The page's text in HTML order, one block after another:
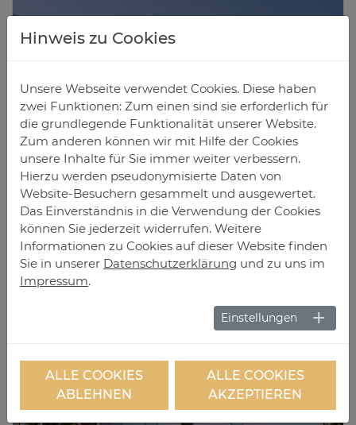
In­te­grier­te Be­schat­tung
Verdeckt liegende Zipline beschatten bei Bedarf die
komplette Glasfront.
Hinweis zu Cookies
Unsere Webseite verwendet Cookies. Diese haben
zwei Funktionen: Zum einen sind sie erforderlich für
die grundlegende Funktionalität unserer Website.
Zum anderen können wir mit Hilfe der Cookies
unsere Inhalte für Sie immer weiter verbessern.
Hierzu werden pseudonymisierte Daten von
Website-Besuchern gesammelt und ausgewertet.
Das Einverständnis in die Verwendung der Cookies
können Sie jederzeit widerrufen. Weitere
Informationen zu Cookies auf dieser Website finden
Sie in unserer Datenschutzerklärung und zu uns im
Impressum.
Einstellungen
ALLE COOKIES
ABLEHNEN
ALLE COOKIES
AKZEPTIEREN